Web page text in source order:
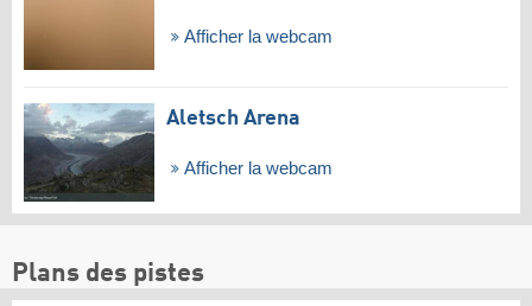
Afficher la webcam
Aletsch Arena
Afficher la webcam
Plans des pistes